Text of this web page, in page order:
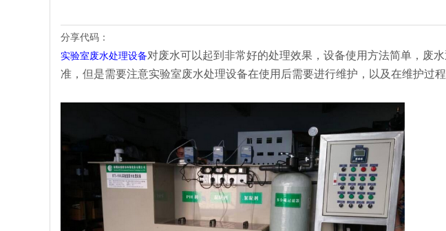
分享代码：
实验室废水处理设备对废水可以起到非常好的处理效果，设备使用方法简单，废
准，但是需要注意实验室废水处理设备在使用后需要进行维护，以及在维护过程